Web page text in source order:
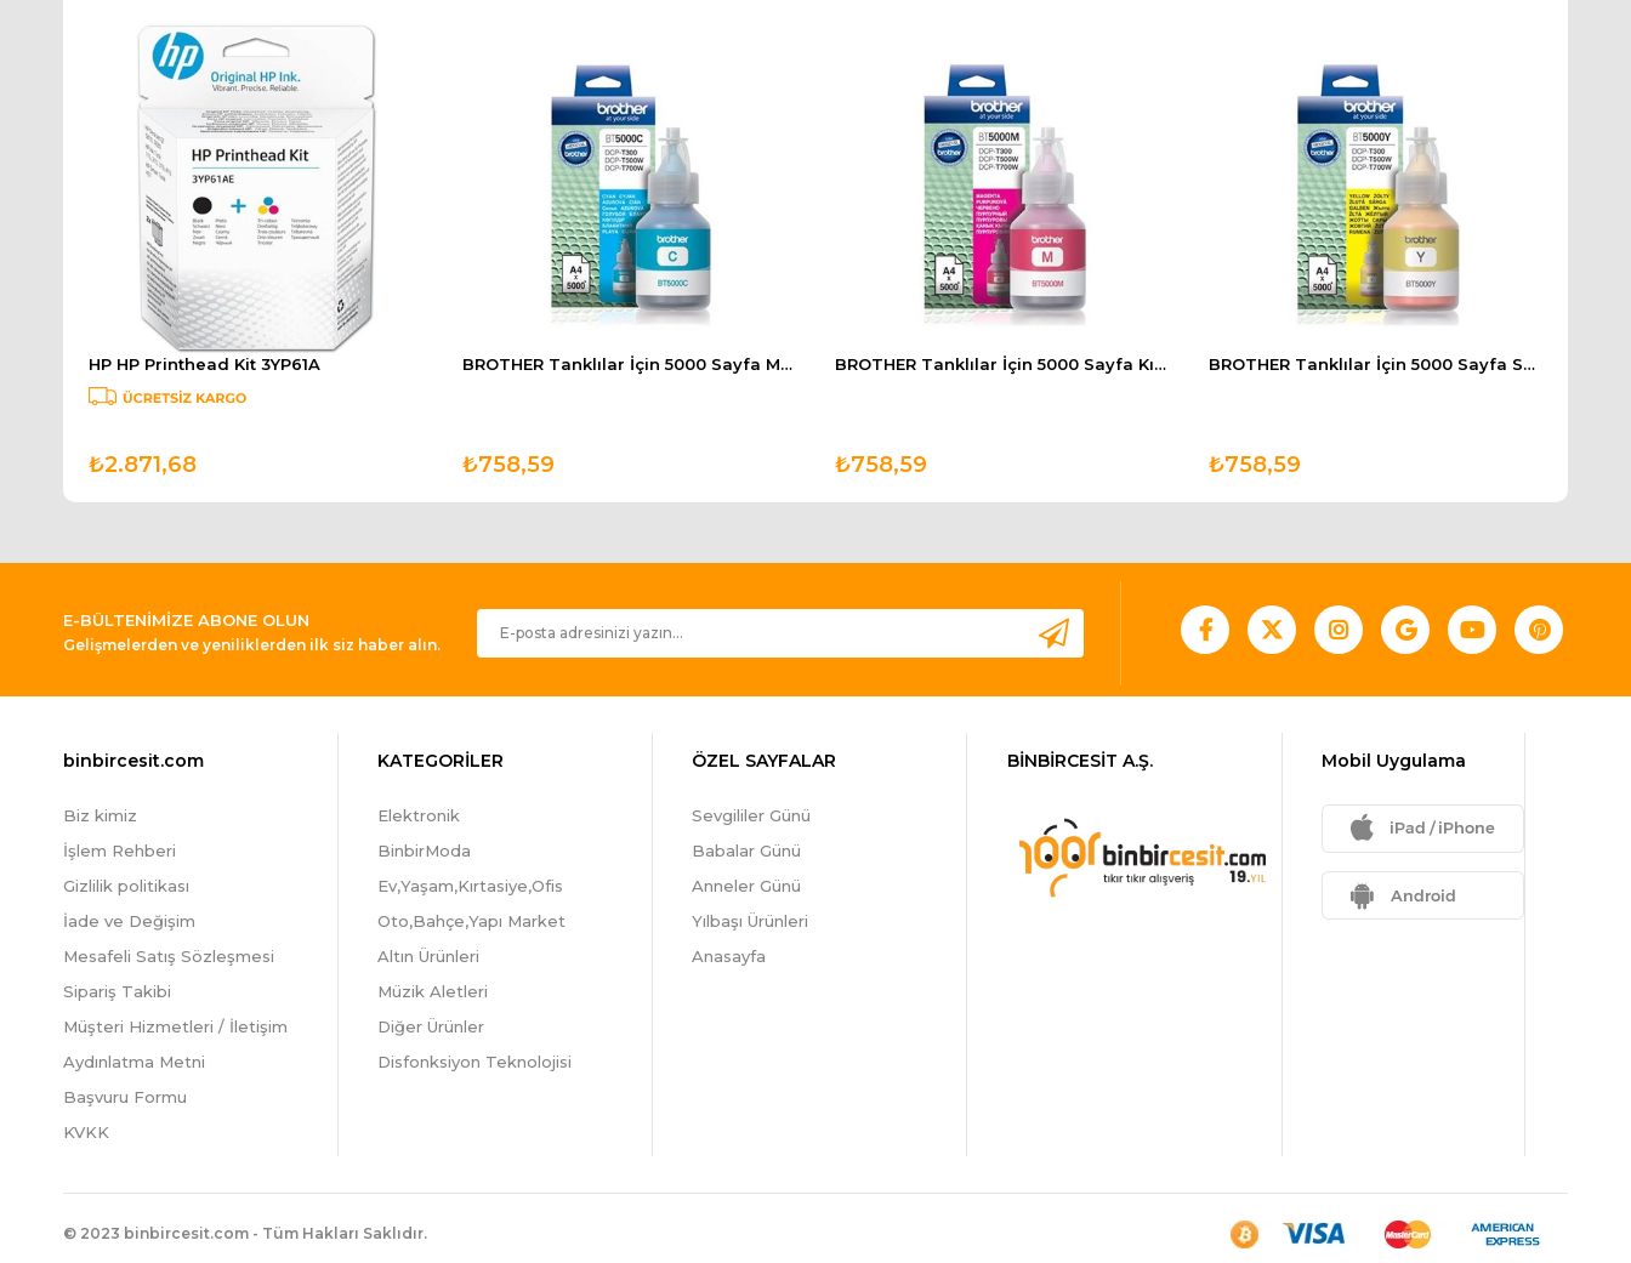
HP HP Printhead Kit 3YP61A
₺2.871,68
BROTHER Tanklılar İçin 5000 Sayfa Mavi Kartuş BT5000C
₺758,59
BROTHER Tanklılar İçin 5000 Sayfa Kırmızı Kartuş BT5000M
₺758,59
BROTHER Tanklılar İçin 5000 Sayfa Sarı Kartuş BT5000Y
₺758,59
E-BÜLTENİMİZE ABONE OLUN
Gelişmelerden ve yeniliklerden ilk siz haber alın.
binbircesit.com
Biz kimiz
İşlem Rehberi
Gizlilik politikası
İade ve Değişim
Mesafeli Satış Sözleşmesi
Sipariş Takibi
Müşteri Hizmetleri / İletişim
Aydınlatma Metni
Başvuru Formu
KVKK
KATEGORİLER
Elektronik
BinbirModa
Ev,Yaşam,Kırtasiye,Ofis
Oto,Bahçe,Yapı Market
Altın Ürünleri
Müzik Aletleri
Diğer Ürünler
Disfonksiyon Teknolojisi
ÖZEL SAYFALAR
Sevgililer Günü
Babalar Günü
Anneler Günü
Yılbaşı Ürünleri
Anasayfa
BİNBİRCESİT A.Ş. Mobil Uygulama
© 2023 binbircesit.com - Tüm Hakları Saklıdır.